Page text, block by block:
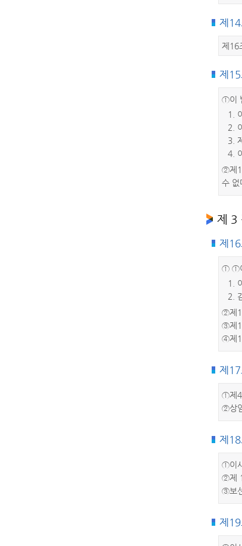
제
제16
제
①이
1.
2.
3.
4.
②제1
수 없
제 3
제
① ①
1.
2.
②제1
③제1
④제1
제
①제4
②상
제
①이
②제
③보
제